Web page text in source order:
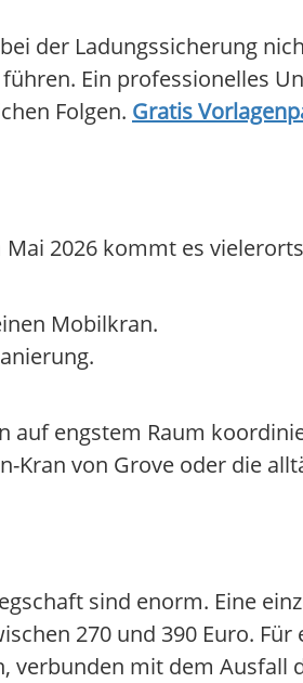
der Ladungssicherung
Ein professionelles
Folgen. Gratis
2026 kommt es
Mobilkran.
auf engstem Raum
Kran von Grove oder die
sind enorm. Eine
270 und 390 Euro. Für
verbunden mit dem Ausfall